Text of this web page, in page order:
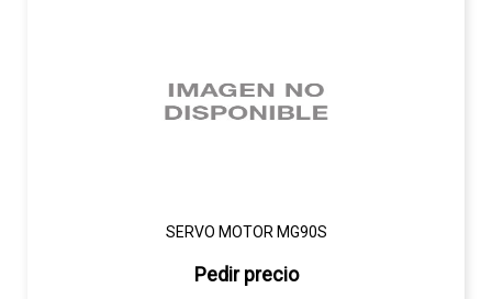
SERVO MOTOR MG90S
Pedir precio